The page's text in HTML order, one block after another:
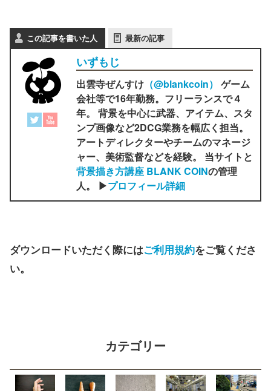
この記事を書いた人 最新の記事
いずもじ
出雲寺ぜんすけ （‎@blankcoin） ゲーム
会社等で16年勤務。フリーランスで４
年。 背景を中心に武器、アイテム、スタ
ンプ画像など2DCG業務を幅広く担当。
アートディレクターやチームのマネージ
ャー、美術監督などを経験。 当サイトと
背景描き方講座 BLANK COINの管理
人。 ▶プロフィール詳細
ダウンロードいただく際にはご利用規約をご覧くださ
い。
カテゴリー